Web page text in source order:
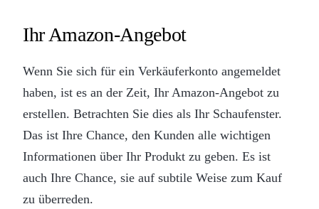
Ihr Amazon-Angebot
Wenn Sie sich für ein Verkäuferkonto angemeldet
haben, ist es an der Zeit, Ihr Amazon-Angebot zu
erstellen. Betrachten Sie dies als Ihr Schaufenster.
Das ist Ihre Chance, den Kunden alle wichtigen
Informationen über Ihr Produkt zu geben. Es ist
auch Ihre Chance, sie auf subtile Weise zum Kauf
zu überreden.